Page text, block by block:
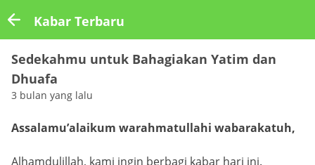
Kabar Terbaru
Sedekahmu untuk Bahagiakan Yatim dan
Dhuafa
3 bulan yang lalu
Assalamu’alaikum warahmatullahi wabarakatuh,
Alhamdulillah, kami ingin berbagi kabar hari ini.